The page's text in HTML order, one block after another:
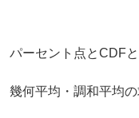
パーセント点とCDF
幾何平均・調和平均